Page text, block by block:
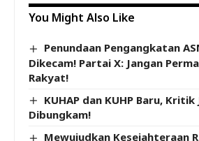
You Might Also Like
Penundaan Pengangkatan
Dikecam! Partai X: Jangan
Rakyat!
KUHAP dan KUHP Baru,
Dibungkam!
Mewujudkan Kesejahteraan